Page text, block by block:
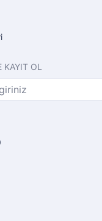
KAYIT OL